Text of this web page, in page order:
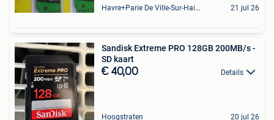
Havre+Parie De Ville-Sur-Haine 21 jul 26
Sandisk Extreme PRO 128GB 200MB/s -
SD kaart
€ 40,00 Details
Hoogstraten 20 jul 26